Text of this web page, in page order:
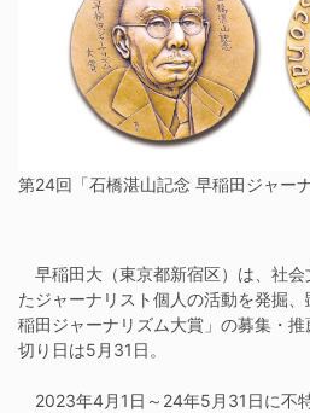
第24回「石橋湛山記念 早稲田ジャー
早稲田大（東京都新宿区）は、社会
たジャーナリスト個人の活動を発掘
稲田ジャーナリズム大賞」の募集・
切り日は5月31日。
2023年4月1日～24年5月31日に不